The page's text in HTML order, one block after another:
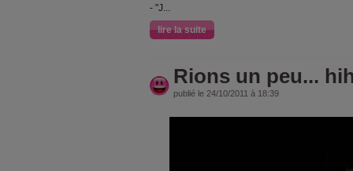
- "J...
lire la suite
Rions un peu...
publié le 24/10/2011 à 18:39